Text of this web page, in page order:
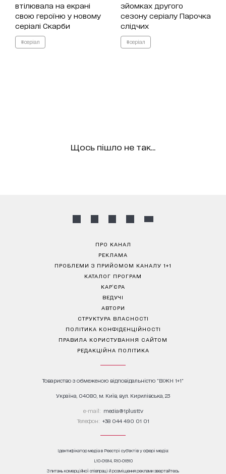
втілювала на екрані
свою героїню у новому
серіалі Скарби
#серіал
зйомках другого
сезону серіалу Парочка
слідчих
#серіал
Щось пішло не так...
ПРО КАНАЛ
РЕКЛАМА
ПРОБЛЕМИ З ПРИЙОМОМ КАНАЛУ 1+1
КАТАЛОГ ПРОГРАМ
КАР’ЄРА
ВЕДУЧІ
АВТОРИ
СТРУКТУРА ВЛАСНОСТІ
ПОЛІТИКА КОНФІДЕНЦІЙНОСТІ
ПРАВИЛА КОРИСТУВАННЯ САЙТОМ
РЕДАКЦІЙНА ПОЛІТИКА
Товариство з обмеженою відповідальністю "ВІЖН 1+1"
Україна, 04080, м. Київ, вул. Кирилівська, 23
е-mail: media@1plus1.tv
Телефон: +38 044 490 01 01
Ідентифікатор медіа в Реєстрі суб’єктів у сфері медіа:
L10-01914, R10-01810
З питань комерційної співпраці й розміщення реклами звертайтесь